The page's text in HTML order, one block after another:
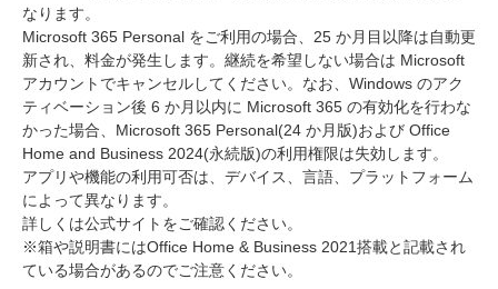
なります。
Microsoft 365 Personal をご利用の場合、25 か月目以降は自動更
新され、料金が発生します。継続を希望しない場合は Microsoft
アカウントでキャンセルしてください。なお、Windows のアク
ティベーション後 6 か月以内に Microsoft 365 の有効化を行わな
かった場合、Microsoft 365 Personal(24 か月版)および Office
Home and Business 2024(永続版)の利用権限は失効します。
アプリや機能の利用可否は、デバイス、言語、プラットフォーム
によって異なります。
詳しくは公式サイトをご確認ください。
※箱や説明書にはOffice Home & Business 2021搭載と記載され
ている場合があるのでご注意ください。